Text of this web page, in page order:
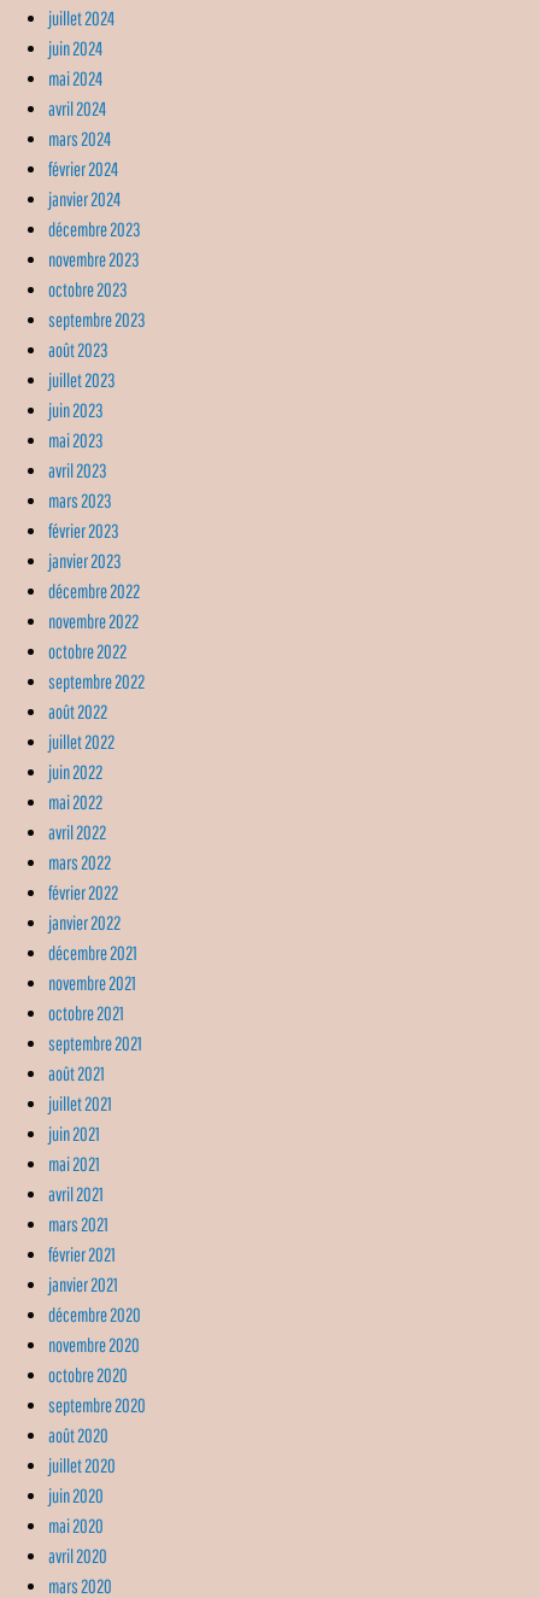
juillet 2024
juin 2024
mai 2024
avril 2024
mars 2024
février 2024
janvier 2024
décembre 2023
novembre 2023
octobre 2023
septembre 2023
août 2023
juillet 2023
juin 2023
mai 2023
avril 2023
mars 2023
février 2023
janvier 2023
décembre 2022
novembre 2022
octobre 2022
septembre 2022
août 2022
juillet 2022
juin 2022
mai 2022
avril 2022
mars 2022
février 2022
janvier 2022
décembre 2021
novembre 2021
octobre 2021
septembre 2021
août 2021
juillet 2021
juin 2021
mai 2021
avril 2021
mars 2021
février 2021
janvier 2021
décembre 2020
novembre 2020
octobre 2020
septembre 2020
août 2020
juillet 2020
juin 2020
mai 2020
avril 2020
mars 2020